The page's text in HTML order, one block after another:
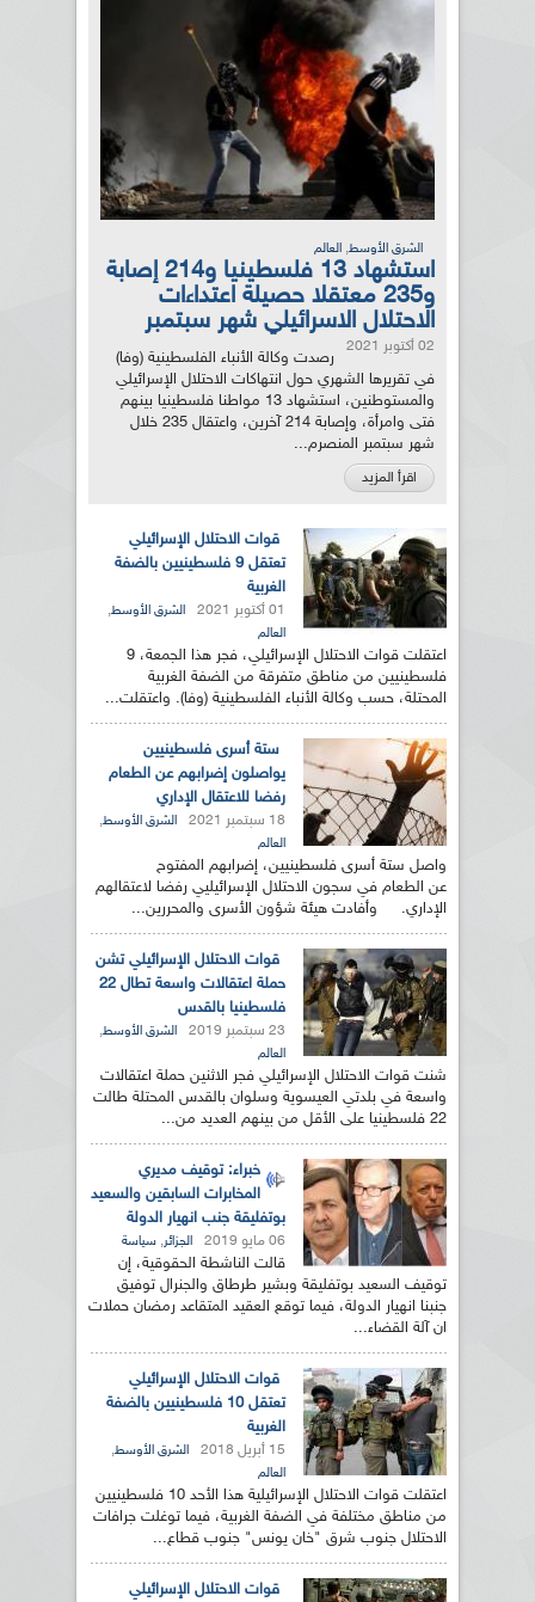
الشرق الأوسط, العالم
استشهاد 13 فلسطينيا و214 إصابة
و235 معتقلا حصيلة اعتداءات
الاحتلال الاسرائيلي شهر سبتمبر
02 أكتوبر 2021
رصدت وكالة الأنباء الفلسطينية (وفا)
في تقريرها الشهري حول انتهاكات الاحتلال الإسرائيلي
والمستوطنين، استشهاد 13 مواطنا فلسطينيا بينهم
فتى وامرأة، وإصابة 214 آخرين، واعتقال 235 خلال
شهر سبتمبر المنصرم...
اقرأ المزيد
قوات الاحتلال الإسرائيلي
تعتقل 9 فلسطينيين بالضفة
الغربية
01 أكتوبر 2021 الشرق الأوسط,
العالم
اعتقلت قوات الاحتلال الإسرائيلي، فجر هذا الجمعة، 9
فلسطينيين من مناطق متفرقة من الضفة الغربية
المحتلة، حسب وكالة الأنباء الفلسطينية (وفا). واعتقلت...
ستة أسرى فلسطينيين
يواصلون إضرابهم عن الطعام
رفضا للاعتقال الإداري
18 سبتمبر 2021 الشرق الأوسط,
العالم
واصل ستة أسرى فلسطينيين، إضرابهم المفتوح
عن الطعام في سجون الاحتلال الإسرائيليي رفضا لاعتقالهم
الإداري. وأفادت هيئة شؤون الأسرى والمحررين...
قوات الاحتلال الإسرائيلي تشن
حملة اعتقالات واسعة تطال 22
فلسطينيا بالقدس
23 سبتمبر 2019 الشرق الأوسط,
العالم
شنت قوات الاحتلال الإسرائيلي فجر الاثنين حملة اعتقالات
واسعة في بلدتي العيسوية وسلوان بالقدس المحتلة طالت
22 فلسطينيا على الأقل من بينهم العديد من...
خبراء: توقيف مديري
المخابرات السابقين والسعيد
بوتفليقة جنب انهيار الدولة
06 مايو 2019 الجزائر, سياسة
قالت الناشطة الحقوقية، إن
توقيف السعيد بوتفليقة وبشير طرطاق والجنرال توفيق
جنبنا انهيار الدولة، فيما توقع العقيد المتقاعد رمضان حملات
ان آلة القضاء...
قوات الاحتلال الإسرائيلي
تعتقل 10 فلسطينيين بالضفة
الغربية
15 أبريل 2018 الشرق الأوسط,
العالم
اعتقلت قوات الاحتلال الإسرائيلية هذا الأحد 10 فلسطينيين
من مناطق مختلفة في الضفة الغربية، فيما توغلت جرافات
الاحتلال جنوب شرق "خان يونس" جنوب قطاع...
قوات الاحتلال الإسرائيلي